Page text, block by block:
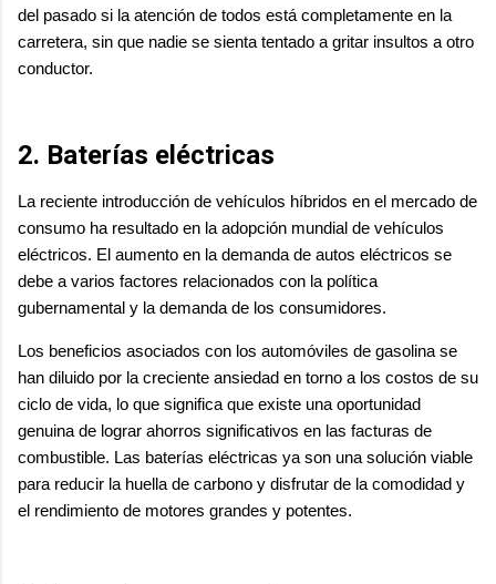
del pasado si la atención de todos está completamente en la
carretera, sin que nadie se sienta tentado a gritar insultos a otro
conductor.
2. Baterías eléctricas
La reciente introducción de vehículos híbridos en el mercado de
consumo ha resultado en la adopción mundial de vehículos
eléctricos. El aumento en la demanda de autos eléctricos se
debe a varios factores relacionados con la política
gubernamental y la demanda de los consumidores.
Los beneficios asociados con los automóviles de gasolina se
han diluido por la creciente ansiedad en torno a los costos de su
ciclo de vida, lo que significa que existe una oportunidad
genuina de lograr ahorros significativos en las facturas de
combustible. Las baterías eléctricas ya son una solución viable
para reducir la huella de carbono y disfrutar de la comodidad y
el rendimiento de motores grandes y potentes.